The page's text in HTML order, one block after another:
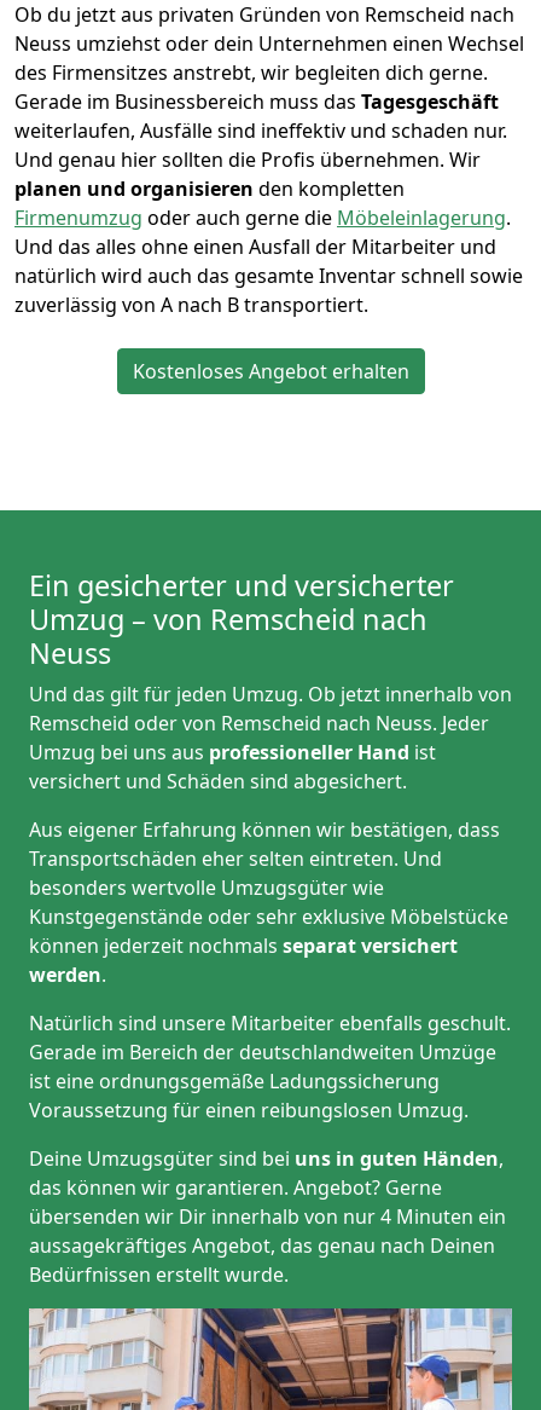
Ob du jetzt aus privaten Gründen von Remscheid nach
Neuss umziehst oder dein Unternehmen einen Wechsel
des Firmensitzes anstrebt, wir begleiten dich gerne.
Gerade im Businessbereich muss das Tagesgeschäft
weiterlaufen, Ausfälle sind ineffektiv und schaden nur.
Und genau hier sollten die Profis übernehmen. Wir
planen und organisieren den kompletten
Firmenumzug oder auch gerne die Möbeleinlagerung.
Und das alles ohne einen Ausfall der Mitarbeiter und
natürlich wird auch das gesamte Inventar schnell sowie
zuverlässig von A nach B transportiert.
Kostenloses Angebot erhalten
Ein gesicherter und versicherter
Umzug – von Remscheid nach
Neuss
Und das gilt für jeden Umzug. Ob jetzt innerhalb von
Remscheid oder von Remscheid nach Neuss. Jeder
Umzug bei uns aus professioneller Hand ist
versichert und Schäden sind abgesichert.
Aus eigener Erfahrung können wir bestätigen, dass
Transportschäden eher selten eintreten. Und
besonders wertvolle Umzugsgüter wie
Kunstgegenstände oder sehr exklusive Möbelstücke
können jederzeit nochmals separat versichert
werden.
Natürlich sind unsere Mitarbeiter ebenfalls geschult.
Gerade im Bereich der deutschlandweiten Umzüge
ist eine ordnungsgemäße Ladungssicherung
Voraussetzung für einen reibungslosen Umzug.
Deine Umzugsgüter sind bei uns in guten Händen,
das können wir garantieren. Angebot? Gerne
übersenden wir Dir innerhalb von nur 4 Minuten ein
aussagekräftiges Angebot, das genau nach Deinen
Bedürfnissen erstellt wurde.